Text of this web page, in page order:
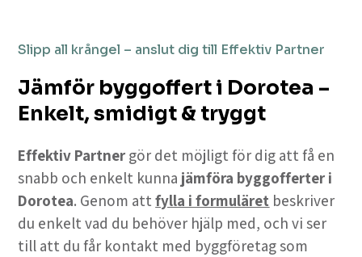
Slipp all krångel – anslut dig till Effektiv Partner
Jämför byggoffert i Dorotea –
Enkelt, smidigt & tryggt
Effektiv Partner gör det möjligt för dig att få en
snabb och enkelt kunna jämföra byggofferter i
Dorotea. Genom attfylla i formuläret beskriver
du enkelt vad du behöver hjälp med, och vi ser
till att du får kontakt med byggföretag som